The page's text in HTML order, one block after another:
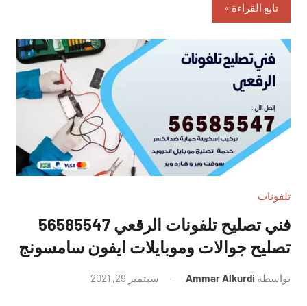
تابع القراءة
تلفونات
فني تصليح تلفونات الرقعي 56585547
تصليح جوالات وموبايلات ايفون سامسونج
بواسطة Ammar Alkurdi سبتمبر 29, 2021